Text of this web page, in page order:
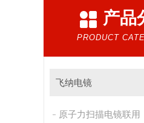
产品
PRODUCT
飞纳电镜
原子力扫描电镜联用